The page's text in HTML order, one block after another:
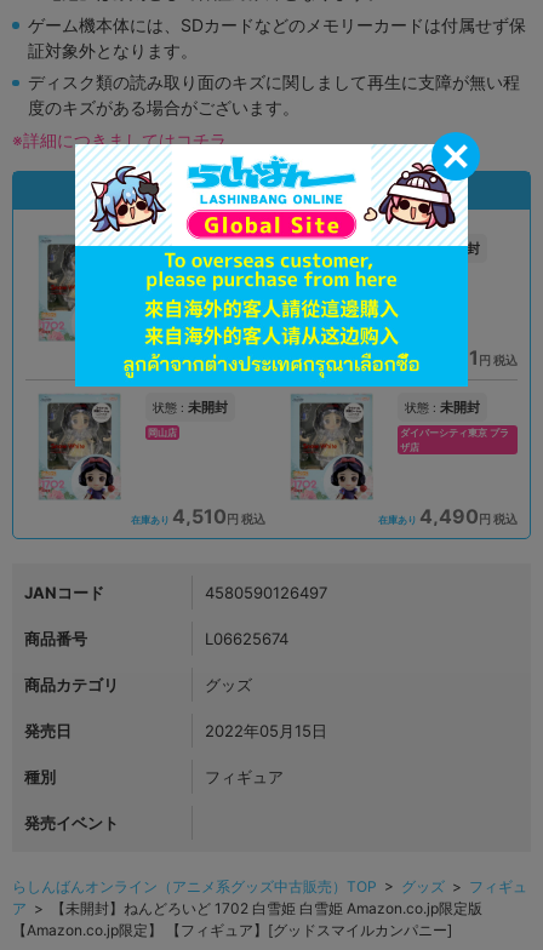
ゲーム機本体には、SDカードなどのメモリーカードは付属せず保
証対象外となります。
ディスク類の読み取り面のキズに関しまして再生に支障が無い程
度のキズがある場合がございます。
※詳細につきましてはコチラ
状態違いの同一商品
状態 :A
オンライン
品切状態 4,590 円 税込
状態 :未開封
在庫あり 4,981 円 税込
状態 : 未開封
岡山店
在庫あり 4,510円 税込
状態 : 未開封
ダイバーシティ東京 プラ
ザ店
在庫あり 4,490円 税込
JANコード 4580590126497
商品番号 L06625674
商品カテゴリ グッズ
発売日 2022年05月15日
種別 フィギュア
発売イベント
らしんばんオンライン（アニメ系グッズ中古販売）TOP > グッズ > フィギュ
ア > 【未開封】ねんどろいど 1702 白雪姫 白雪姫 Amazon.co.jp限定版
【Amazon.co.jp限定】 【フィギュア】[グッドスマイルカンパニー]